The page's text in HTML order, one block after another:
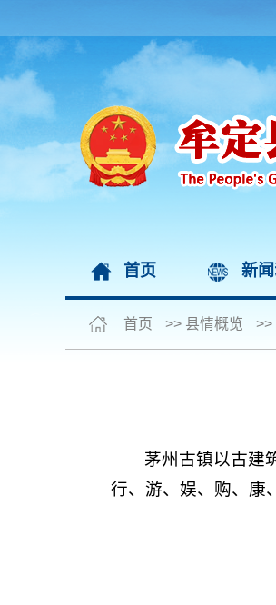
首页 新
首页 >> 县情概览 >>
茅州古镇以古建
行、游、娱、购、康